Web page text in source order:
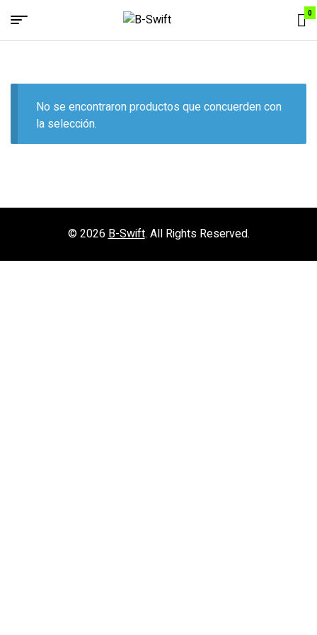
B-
Swift
0
Menu
No se encontraron productos que concuerden con
la selección.
© 2026B-Swift. All Rights Reserved.